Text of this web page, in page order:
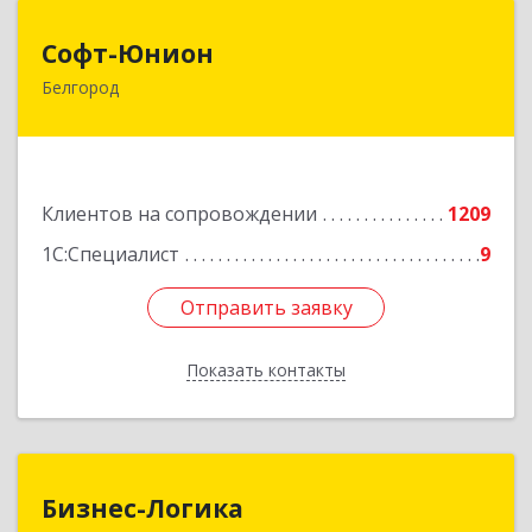
Софт-Юнион
Белгород
Клиентов на сопровождении
1209
1С:Специалист
9
Отправить заявку
Показать контакты
308014, Белгородская обл, Белгород г, Садовая
Отправить заявку
Назад
Бизнес-Логика